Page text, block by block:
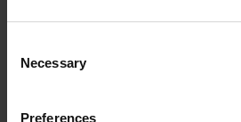
Selection
Necessary
Preferences
Nyckelfördelar